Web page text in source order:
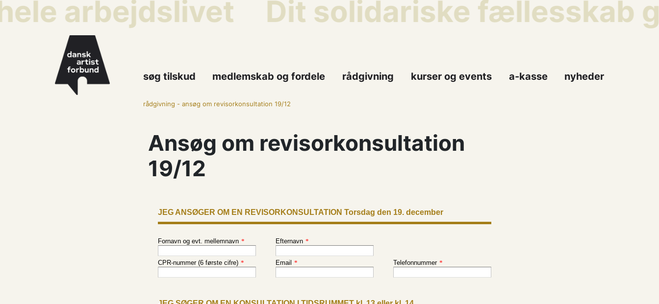
arbejdslivet Dit solidariske fællesskab
søg tilskud medlemskab og fordele rådgivning kurser og events a-kasse nyheder
rådgivning - ansøg om revisorkonsultation 19/12
Ansøg om revisorkonsultation
19/12